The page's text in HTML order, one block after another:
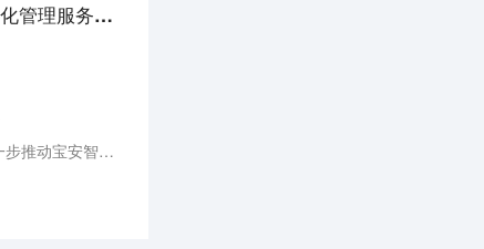
联想集团与优必选科技就智慧教育进行战略合作；慧科技与金蝶软件达成合作，促进数字化管理服务平台构建 | 36氪大公司数字化创新指南1029
发挥湾区新技术新产品展示中心的产品展示、技术成果转化交易知识产权保护“三位一体”服务平台效用，进一步推动宝安智慧城市建设、加快推动安全创新技术产业化的一次重要活动。